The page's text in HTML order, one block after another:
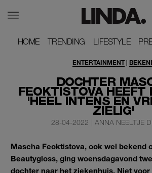
HOME
HOME TRENDING
TRENDING LIFESTYLE
LIFESTYLE
DOCHTER
FEOKTISTOVA HEEFT
'HEEL INTENS EN
ZIELIG'
ENTERTAINMENT|
28-04-2022 | ANNA NEELTJE
Mascha Feoktistova, ook wel bekend
Beautygloss, ging woensdagavond
dochter naar het ziekenhuis. Niet